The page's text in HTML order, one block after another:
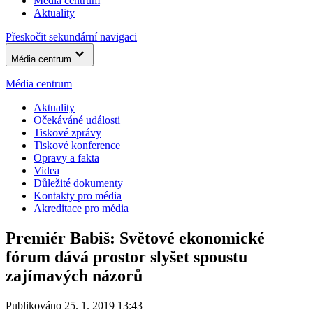
Aktuality
Přeskočit sekundární navigaci
Média centrum
Média centrum
Aktuality
Očekáváné události
Tiskové zprávy
Tiskové konference
Opravy a fakta
Videa
Důležité dokumenty
Kontakty pro média
Akreditace pro média
Premiér Babiš: Světové ekonomické
fórum dává prostor slyšet spoustu
zajímavých názorů
Publikováno 25. 1. 2019 13:43